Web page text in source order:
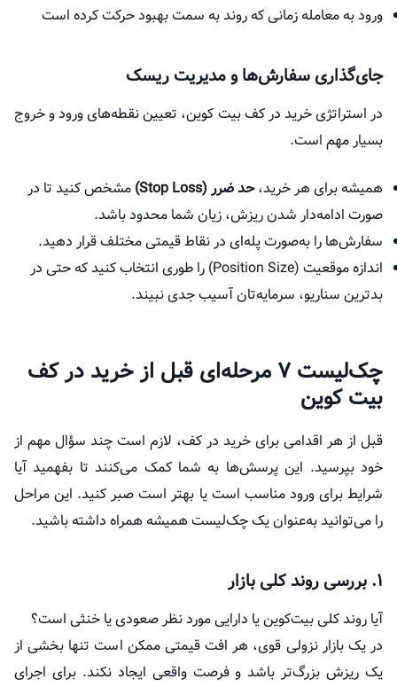
ورود به معامله زمانی که روند به سمت بهبود حرکت کرده است
جای‌گذاری سفارش‌ها و مدیریت ریسک
در استراتژی خرید در کف بیت کوین، تعیین نقطه‌های ورود و خروج
بسیار مهم است.
همیشه برای هر خرید،حد ضرر (Stop Loss)
مشخص کنید تا در
صورت ادامه‌دار شدن ریزش، زیان شما محدود باشد.
سفارش‌ها را به‌صورت پله‌ای در نقاط قیمتی مختلف قرار دهید.
اندازه موقعیت (Position Size) را طوری انتخاب کنید که حتی در
بدترین سناریو، سرمایه‌تان آسیب جدی نبیند.
چک‌لیست ۷ مرحله‌ای قبل از خرید در کف
بیت کوین
قبل از هر اقدامی برای خرید در کف، لازم است چند سؤال مهم از
خود بپرسید. این پرسش‌ها به شما کمک می‌کنند تا بفهمید آیا
شرایط برای ورود مناسب است یا بهتر است صبر کنید. این مراحل
را می‌توانید به‌عنوان یک چک‌لیست همیشه همراه داشته باشید.
۱. بررسی روند کلی بازار
آیا روند کلی بیت‌کوین یا دارایی مورد نظر صعودی یا خنثی است؟
در یک بازار نزولی قوی، هر افت قیمتی ممکن است تنها بخشی از
یک ریزش بزرگ‌تر باشد و فرصت واقعی ایجاد نکند. برای اجرای